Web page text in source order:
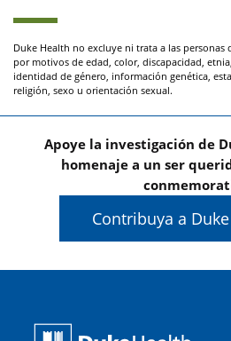
Duke Health no excluye ni trata a las
por motivos de edad, color, discapacidad,
identidad de género, información genética,
religión, sexo u orientación sexual.
Apoye la investigación de
homenaje a un ser
Contribuya a